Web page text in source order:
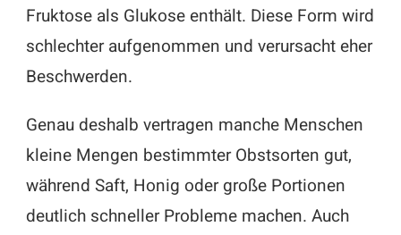
Fruktose als Glukose enthält. Diese Form wird
schlechter aufgenommen und verursacht eher
Beschwerden.
Genau deshalb vertragen manche Menschen
kleine Mengen bestimmter Obstsorten gut,
während Saft, Honig oder große Portionen
deutlich schneller Probleme machen. Auch